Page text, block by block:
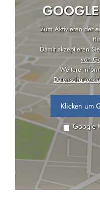
Zum Aktivieren der
Damit akzeptieren
von
Weitere
Klicken um
Google